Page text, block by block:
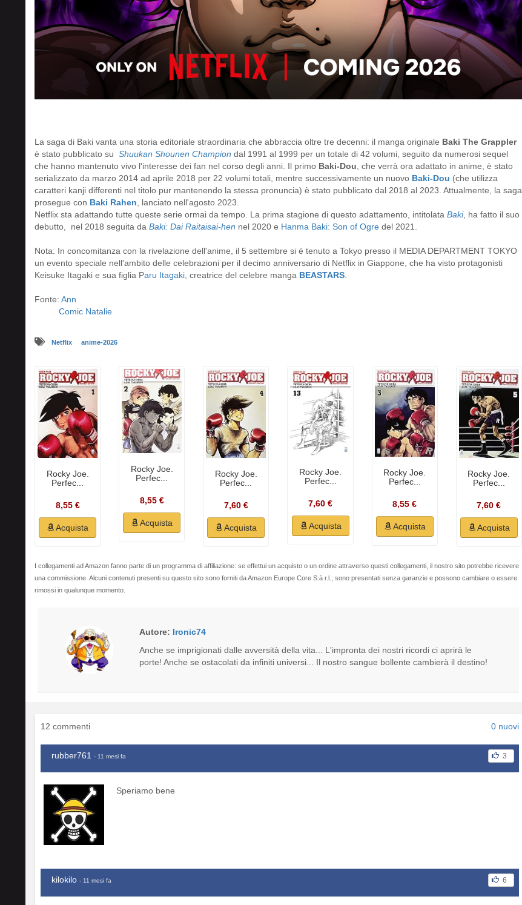
La saga di Baki vanta una storia editoriale straordinaria che abbraccia oltre tre decenni: il manga originale Baki The Grappler
è stato pubblicato su Shuukan Shounen Champion dal 1991 al 1999 per un totale di 42 volumi, seguito da numerosi sequel
che hanno mantenuto vivo l'interesse dei fan nel corso degli anni. Il primo Baki-Dou , che verrà ora adattato in anime, è stato
serializzato da marzo 2014 ad aprile 2018 per 22 volumi totali, mentre successivamente un nuovo Baki-Dou (che utilizza
caratteri kanji differenti nel titolo pur mantenendo la stessa pronuncia) è stato pubblicato dal 2018 al 2023. Attualmente, la saga
prosegue con Baki Rahen , lanciato nell'agosto 2023.
Netflix sta adattando tutte queste serie ormai da tempo. La prima stagione di questo adattamento, intitolata Baki, ha fatto il suo
debutto, nel 2018 seguita da Baki: Dai Raitaisai-hen nel 2020 e Hanma Baki: Son of Ogre del 2021.
Nota: In concomitanza con la rivelazione dell'anime, il 5 settembre si è tenuto a Tokyo presso il MEDIA DEPARTMENT TOKYO
un evento speciale nell'ambito delle celebrazioni per il decimo anniversario di Netflix in Giappone, che ha visto protagonisti
Keisuke Itagaki e sua figlia Paru Itagaki , creatrice del celebre manga BEASTARS
Fonte: Ann
Comic Natalie
Netflix anime-2026
Rocky Joe.
Perfec...
8,55 €
Acquista
Rocky Joe.
Perfec...
8,55 €
Acquista
Rocky Joe.
Perfec...
7,60 €
Acquista
Rocky Joe.
Perfec...
7,60 €
Acquista
Rocky Joe.
Perfec...
8,55 €
Acquista
Rocky Joe.
Perfec...
7,60 €
Acquista
I collegamenti ad Amazon fanno parte di un programma di affiliazione: se effettui un acquisto o un ordine attraverso questi collegamenti, il nostro sito potrebbe ricevere
una commissione. Alcuni contenuti presenti su questo sito sono forniti da Amazon Europe Core S.à r.l.; sono presentati senza garanzie e possono cambiare o essere
rimossi in qualunque momento.
Autore: Ironic74
Anche se imprigionati dalle avversità della vita... L'impronta dei nostri ricordi ci aprirà le
porte! Anche se ostacolati da infiniti universi... Il nostro sangue bollente cambierà il destino!
12 commenti 0 nuovi
rubber761 - 11 mesi fa 3
Speriamo bene
kilokilo - 11 mesi fa 6